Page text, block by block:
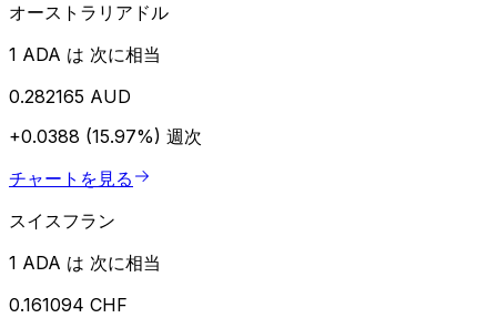
オーストラリアドル
1 ADA は 次に相当
0.282165 AUD
+0.0388 (15.97%) 週次
チャートを見る
スイスフラン
1 ADA は 次に相当
0.161094 CHF